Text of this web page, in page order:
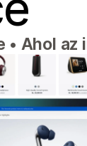
• Ahol az